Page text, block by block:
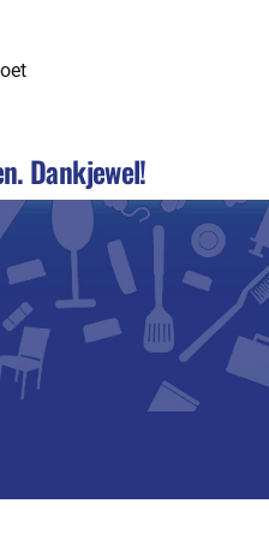
Dankjewel!